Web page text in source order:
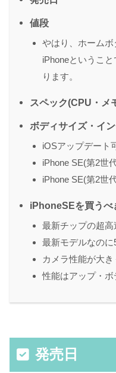
値段
やはり、ホーム
iPhoneというこ
ります。
スペック(CPU・メ
ボディサイズ・イ
iOSアップデート
iPhone SE(第2世
iPhone SE(第2世
iPhoneSEを買うべ
最新チップの超高
最新モデルなのに
カメラ性能が大き
性能はアップ・ボ
発売日